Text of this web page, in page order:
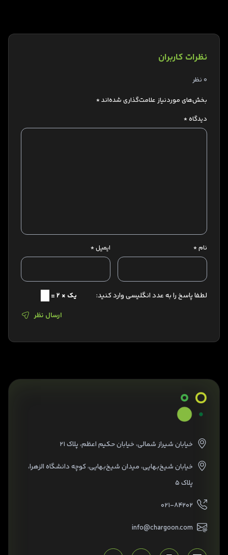
نظرات کاربران
0 نظر
بخش‌های موردنیاز علامت‌گذاری شده‌اند*
دیدگاه*
نام* ایمیل*
لطفا پاسخ را به عدد انگلیسی وارد کنید:
یک × 2 =
ارسال نظر
خیابان شیراز شمالی، خیابان حکیم اعظم، پلاک ۲۱
خیابان شیخ‌بهایی، میدان شیخ‌بهایی، کوچه دانشگاه الزهرا،
پلاک ۵
۰۲۱-۸۴۲۰۲
info@chargoon.com